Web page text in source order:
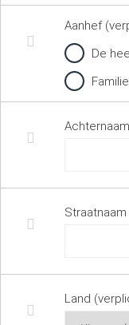
Aanhef
De
Familie
Land